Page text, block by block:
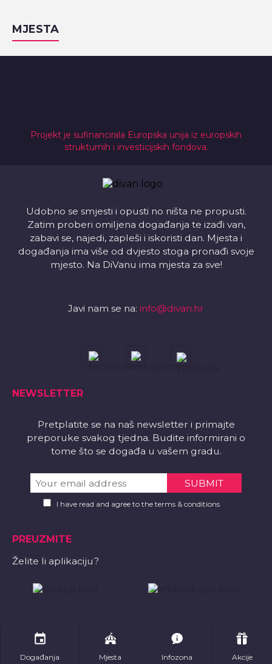
MJESTA
Projekt je sufinancirala Europska unija iz europskih
strukturnih i investicijskih fondova.
Udobno se smjesti i opusti no ništa ne propusti.
Zatim proberi omiljena događanja te izađi van,
zabavi se, najedi, zapleši i iskoristi dan. Mjesta i
događanja ima više od dvjesto stoga pronađi svoje
mjesto. Na DiVanu ima mjesta za sve!
Javi nam se na: info@divan.hr
NEWSLETTER
Pretplatite se na naš newsletter i primajte
preporuke svakog tjedna. Budite informirani o
tome što se događa u vašem gradu.
I have read and agree to the terms & conditions
PREUZMITE
Želite li aplikaciju?
Događanja Mjesta Infozona Akcije